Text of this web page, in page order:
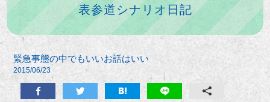
表参道シナリオ日記
緊急事態の中でもいいお話はいい
2015/06/23